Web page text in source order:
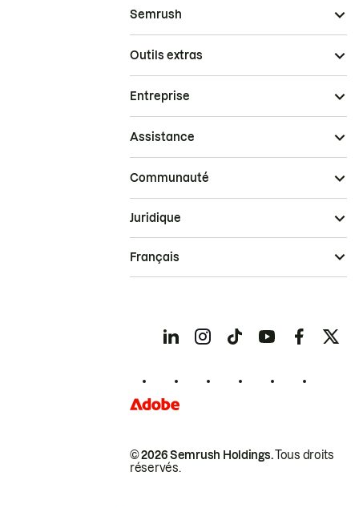
Semrush
Outils extras
Entreprise
Assistance
Communauté
© 2026 Semrush Holdings.Tous droits
réservés.
Juridique
Français